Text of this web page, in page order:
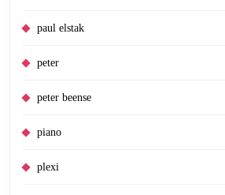
paul elstak
peter
peter beense
piano
plexi